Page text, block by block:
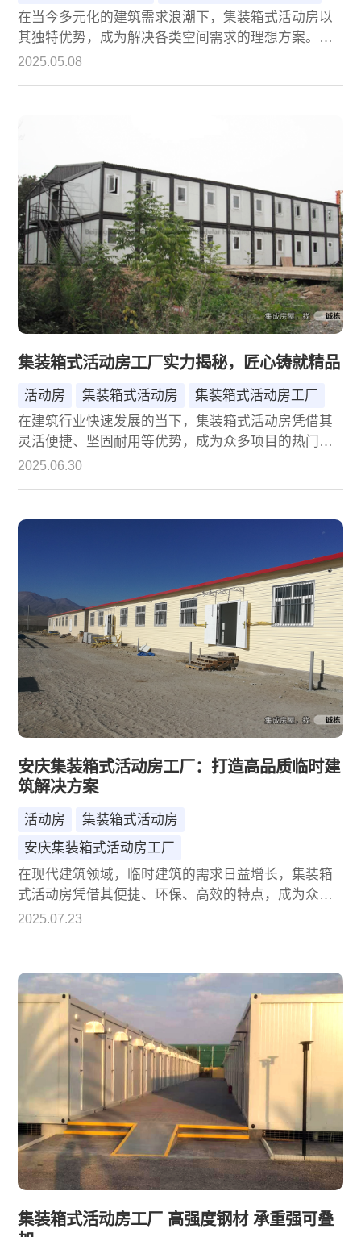
在当今多元化的建筑需求浪潮下，集装箱式活动房以
其独特优势，成为解决各类空间需求的理想方案。在
昆明，众多集装箱式活动房工厂积极发力，其中北京
2025.05.08
集装箱式活动房工厂实力揭秘，匠心铸就精品
活动房 集装箱式活动房
集装箱式活动房工厂
在建筑行业快速发展的当下，集装箱式活动房凭借其
灵活便捷、坚固耐用等优势，成为众多项目的热门选
择。而这背后，集装箱式活动房工厂起着至关重要的
深入揭秘集装箱式活动房工厂，看看它们是如何以匠
2025.06.30
安庆集装箱式活动房工厂：打造高品质临时建
筑解决方案
活动房
集装箱式活动房
安庆集装箱式活动房工厂
在现代建筑领域，临时建筑的需求日益增长，集装箱
式活动房凭借其便捷、环保、高效的特点，成为众多
场景的理想选择。安庆集装箱式活动房工厂立足本
2025.07.23
集装箱式活动房工厂 高强度钢材 承重强可叠